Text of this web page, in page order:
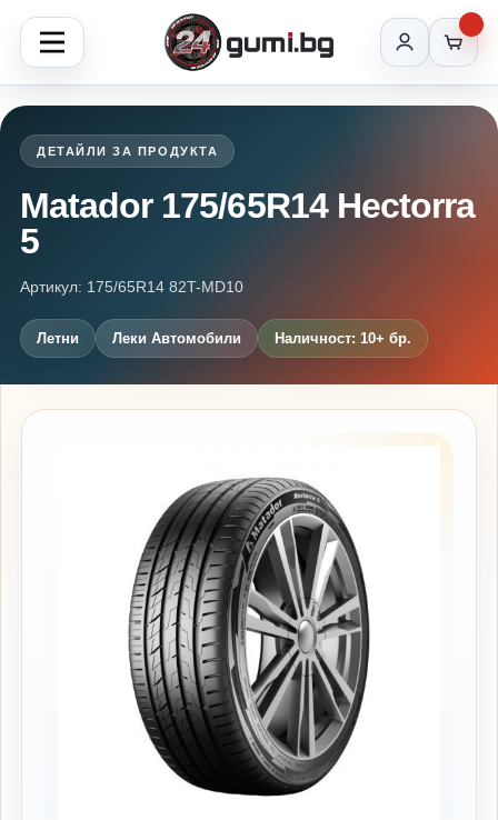
ДЕТАЙЛИ ЗА ПРОДУКТА
Matador 175/65R14 Hectorra
5
Артикул: 175/65R14 82T-MD10
Летни Леки Автомобили Наличност: 10+ бр.